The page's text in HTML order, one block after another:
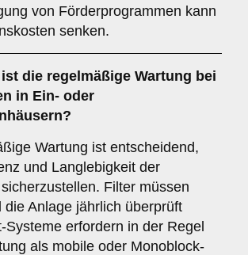
von Förderprogrammen kann
senken.
die regelmäßige Wartung bei
in Ein- oder
Wartung ist entscheidend,
und Langlebigkeit der
Filter müssen
die Anlage jährlich überprüft
Systeme erfordern in der Regel
als mobile oder Monoblock-